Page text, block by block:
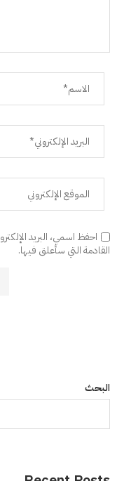
احفظ اسمي، البريد
القادمة التي سأعلق فيها.
البحث